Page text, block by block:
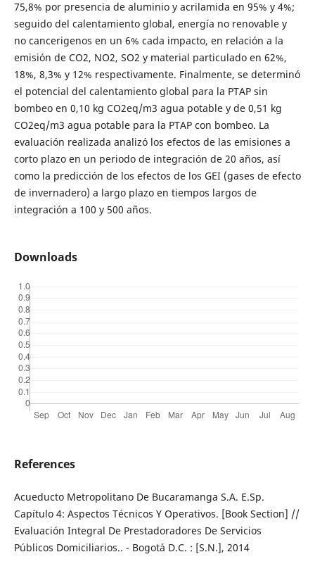
75,8% por presencia de aluminio y acrilamida en 95% y 4%;
seguido del calentamiento global, energía no renovable y
no cancerigenos en un 6% cada impacto, en relación a la
emisión de CO2, NO2, SO2 y material particulado en 62%,
18%, 8,3% y 12% respectivamente. Finalmente, se determinó
el potencial del calentamiento global para la PTAP sin
bombeo en 0,10 kg CO2eq/m3 agua potable y de 0,51 kg
CO2eq/m3 agua potable para la PTAP con bombeo. La
evaluación realizada analizó los efectos de las emisiones a
corto plazo en un periodo de integración de 20 años, así
como la predicción de los efectos de los GEI (gases de efecto
de invernadero) a largo plazo en tiempos largos de
integración a 100 y 500 años.
Downloads
References
Acueducto Metropolitano De Bucaramanga S.A. E.Sp.
Capítulo 4: Aspectos Técnicos Y Operativos. [Book Section] //
Evaluación Integral De Prestadoradores De Servicios
Públicos Domiciliarios.. - Bogotá D.C. : [S.N.], 2014